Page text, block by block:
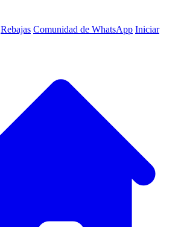
Rebajas Comunidad de WhatsApp Iniciar